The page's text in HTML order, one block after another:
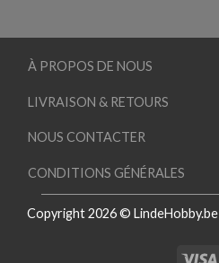
À PROPOS DE NOUS
LIVRAISON & RETOURS
NOUS CONTACTER
CONDITIONS GÉNÉRALES
Copyright 2026 © LindeHobby.be